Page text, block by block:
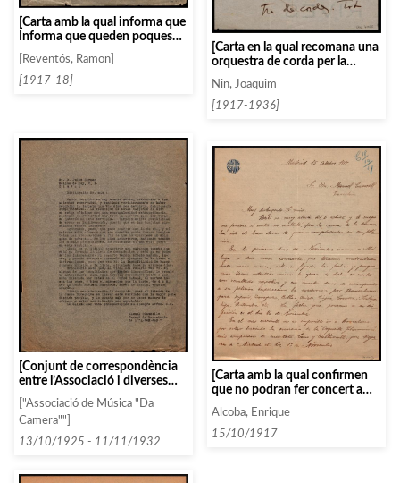
[Carta amb la qual informa que
Informa que queden poques
llotges buides i de les
condicions que ofereixen
aquestes, com el preu de soci
[Reventós, Ramon]
[1917-18]
[Carta en la qual recomana una
orquestra de corda per la
següent temporada i diu que
no ha escoltat res igual a París]
Nin, Joaquim
[1917-1936]
[Conjunt de correspondència
entre l’Associació i diverses
persones i entitats seguint un
ordre alfabètic: GE]
["Associació de Música "Da
Camera""]
13/10/1925 - 11/11/1932
[Carta amb la qual confirmen
que no podran fer concert a
Barcelona fins al mes de
novembre, ja que abans estan
de gira per Màlaga]
Alcoba, Enrique
15/10/1917